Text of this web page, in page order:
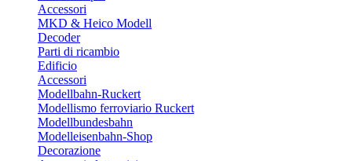
Accessori
MKD & Heico Modell
Decoder
Parti di ricambio
Edificio
Accessori
Modellbahn-Ruckert
Modellismo ferroviario Ruckert
Modellbundesbahn
Modelleisenbahn-Shop
Decorazione